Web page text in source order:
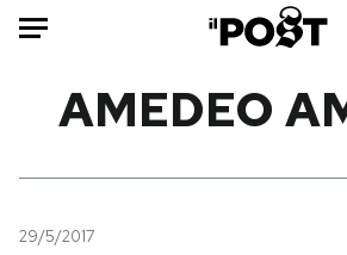
Mondo
AMEDEO
29/5/2017